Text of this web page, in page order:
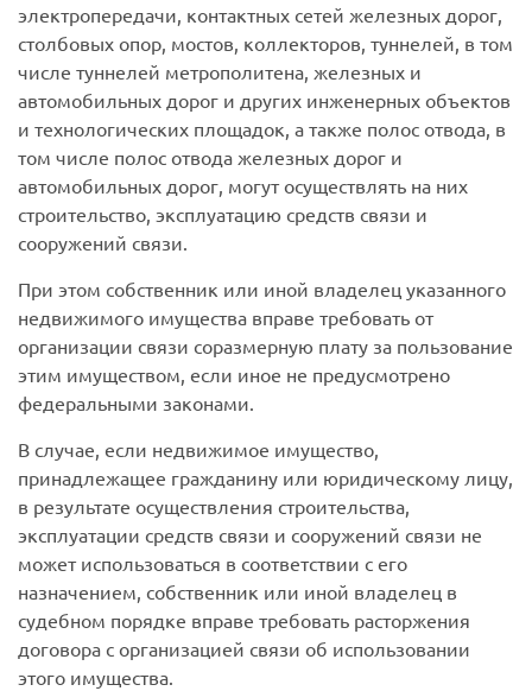
электропередачи, контактных сетей железных дорог,
столбовых опор, мостов, коллекторов, туннелей, в том
числе туннелей метрополитена, железных и
автомобильных дорог и других инженерных объектов
и технологических площадок, а также полос отвода, в
том числе полос отвода железных дорог и
автомобильных дорог, могут осуществлять на них
строительство, эксплуатацию средств связи и
сооружений связи.
При этом собственник или иной владелец указанного
недвижимого имущества вправе требовать от
организации связи соразмерную плату за пользование
этим имуществом, если иное не предусмотрено
федеральными законами.
В случае, если недвижимое имущество,
принадлежащее гражданину или юридическому лицу,
в результате осуществления строительства,
эксплуатации средств связи и сооружений связи не
может использоваться в соответствии с его
назначением, собственник или иной владелец в
судебном порядке вправе требовать расторжения
договора с организацией связи об использовании
этого имущества.